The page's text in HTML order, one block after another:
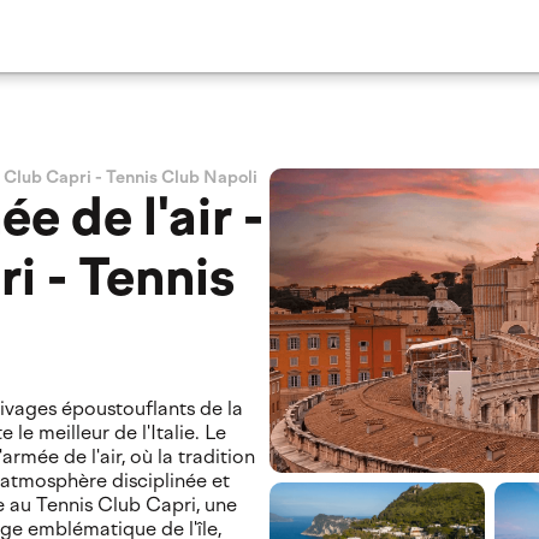
Capri - Tennis Club Napoli
de l'air -
- Tennis
époustouflants de la
le meilleur de l'Italie. Le
de l'air, où la tradition
disciplinée et
Tennis Club Capri, une
emblématique de l'île,